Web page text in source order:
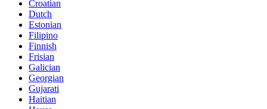
Croatian
Dutch
Estonian
Filipino
Finnish
Frisian
Galician
Georgian
Gujarati
Haitian